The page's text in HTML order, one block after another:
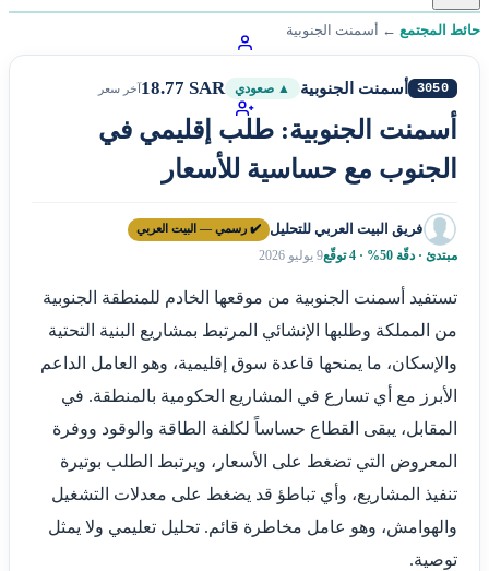
حائط المجتمع ← أسمنت الجنوبية
3050 أسمنت الجنوبية ▲ صعودي 18.77 SARآخر سعر
أسمنت الجنوبية: طلب إقليمي في
الجنوب مع حساسية للأسعار
فريق البيت العربي للتحليل ✔️ رسمي — البيت العربي
مبتدئ · دقّة 50% · 4 توقّع 9 يوليو 2026
تستفيد أسمنت الجنوبية من موقعها الخادم للمنطقة الجنوبية
من المملكة وطلبها الإنشائي المرتبط بمشاريع البنية التحتية
والإسكان، ما يمنحها قاعدة سوق إقليمية، وهو العامل الداعم
الأبرز مع أي تسارع في المشاريع الحكومية بالمنطقة. في
المقابل، يبقى القطاع حساساً لكلفة الطاقة والوقود ووفرة
المعروض التي تضغط على الأسعار، ويرتبط الطلب بوتيرة
تنفيذ المشاريع، وأي تباطؤ قد يضغط على معدلات التشغيل
والهوامش، وهو عامل مخاطرة قائم. تحليل تعليمي ولا يمثل
توصية.